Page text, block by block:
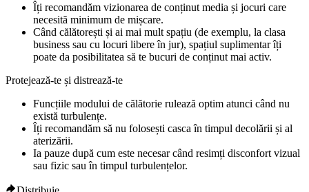
Îți recomandăm vizionarea de conținut media și jocuri care
necesită minimum de mișcare.
Când călătorești și ai mai mult spațiu (de exemplu, la clasa
business sau cu locuri libere în jur), spațiul suplimentar îți
poate da posibilitatea să te bucuri de conținut mai activ.
Protejează-te și distrează-te
Funcțiile modului de călătorie rulează optim atunci când nu
există turbulențe.
Îți recomandăm să nu folosești casca în timpul decolării și al
aterizării.
Ia pauze după cum este necesar când resimți disconfort vizual
sau fizic sau în timpul turbulențelor.